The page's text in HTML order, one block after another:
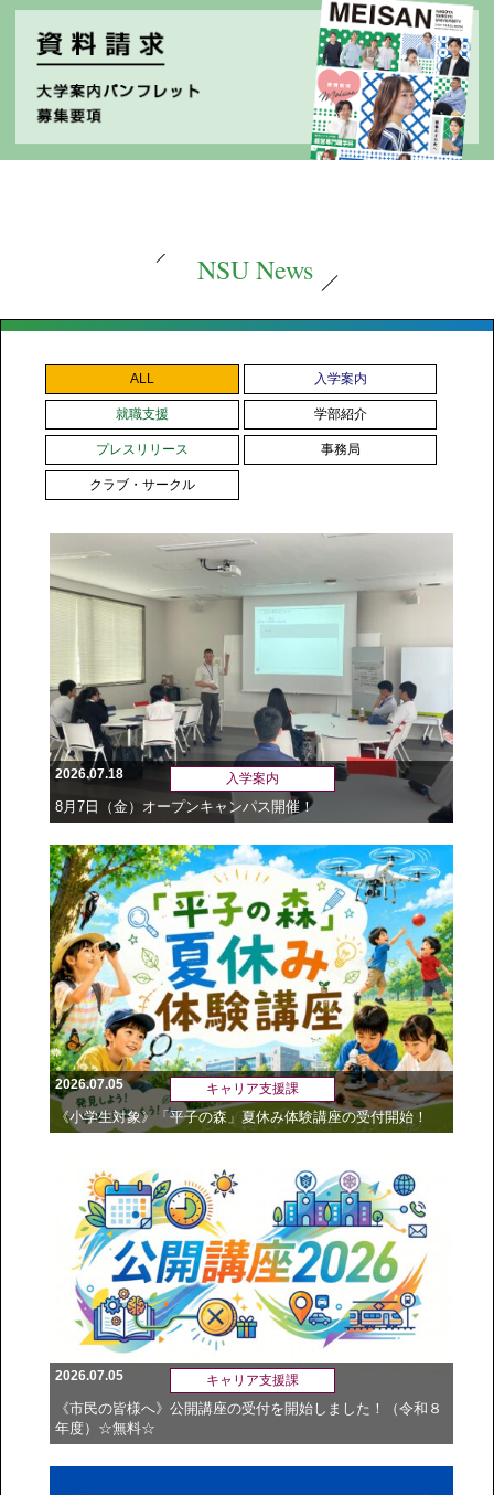
NSU News
ALL 入学案内
就職支援 学部紹介
プレスリリース 事務局
クラブ・サークル
2026.07.18 入学案内
8月7日（金）オープンキャンパス開催！
2026.07.05 キャリア支援課
《小学生対象》「平子の森」夏休み体験講座の受付開始！
2026.07.05 キャリア支援課
《市民の皆様へ》公開講座の受付を開始しました！（令和８
年度）☆無料☆